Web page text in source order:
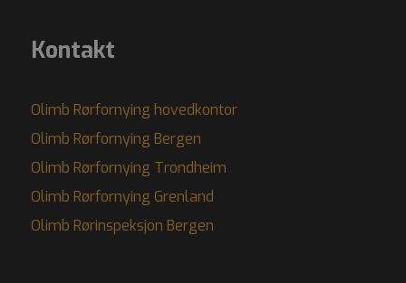
Kontakt
Olimb Rørfornying hovedkontor
Olimb Rørfornying Bergen
Olimb Rørfornying Trondheim
Olimb Rørfornying Grenland
Olimb Rørinspeksjon Bergen